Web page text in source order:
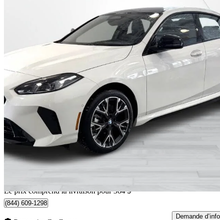
2026 BMW 2 Series
228 Gran Coupe xDrive2 082 km
49 759 $
873 $/mois env.
Le prix comprend la livraison pour 364 $
(844) 609-1298
Demande d’info